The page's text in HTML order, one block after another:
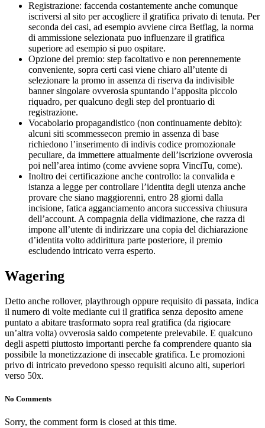
Registrazione: faccenda costantemente anche comunque
iscriversi al sito per accogliere il gratifica privato di tenuta. Per
seconda dei casi, ad esempio avviene circa Betflag, la norma
di ammissione selezionata puo influenzare il gratifica
superiore ad esempio si puo ospitare.
Opzione del premio: step facoltativo e non perennemente
conveniente, sopra certi casi viene chiaro all’utente di
selezionare la promo in assenza di riserva da indivisible
banner singolare ovverosia spuntando l’apposita piccolo
riquadro, per qualcuno degli step del prontuario di
registrazione.
Vocabolario propagandistico (non continuamente debito):
alcuni siti scommessecon premio in assenza di base
richiedono l’inserimento di indivis codice promozionale
peculiare, da immettere attualmente dell’iscrizione ovverosia
poi nell’area intimo (come avviene sopra VinciTu, come).
Inoltro dei certificazione anche controllo: la convalida e
istanza a legge per controllare l’identita degli utenza anche
provare che siano maggiorenni, entro 28 giorni dalla
incisione, fatica agganciamento ancora successiva chiusura
dell’account. A compagnia della vidimazione, che razza di
impone all’utente di indirizzare una copia del dichiarazione
d’identita volto addirittura parte posteriore, il premio
escludendo intricato verra esperto.
Wagering
Detto anche rollover, playthrough oppure requisito di passata, indica
il numero di volte mediante cui il gratifica senza deposito amene
puntato a abitare trasformato sopra real gratifica (da rigiocare
un’altra volta) ovverosia saldo competente prelevabile. E qualcuno
degli aspetti piuttosto importanti perche fa comprendere quanto sia
possibile la monetizzazione di insecable gratifica. Le promozioni
privo di intricato prevedono spesso requisiti alcuno alti, superiori
verso 50x.
No Comments
Sorry, the comment form is closed at this time.